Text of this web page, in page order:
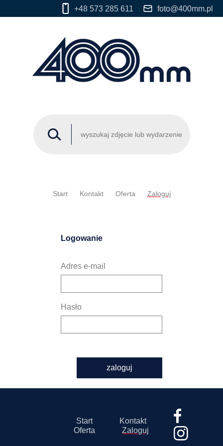
+48 573 285 611 foto@400mm.pl
Start Kontakt Oferta Zaloguj
Logowanie
Adres e-mail
Hasło
zaloguj
Start
Kontakt
Oferta
Zaloguj